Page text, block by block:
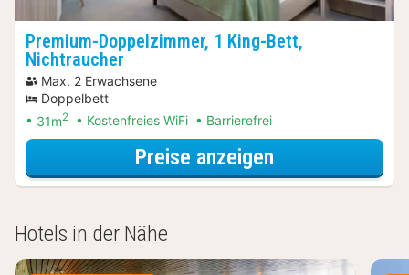
Premium-Doppelzimmer, 1 King-Bett,
Nichtraucher
Max. 2 Erwachsene
Doppelbett
31m2 Kostenfreies WiFi Barrierefrei
Preise anzeigen
Hotels in der Nähe